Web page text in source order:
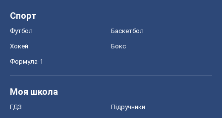
Спорт
Футбол Баскетбол
Хокей Бокс
Формула-1
Моя школа
ГДЗ Підручники